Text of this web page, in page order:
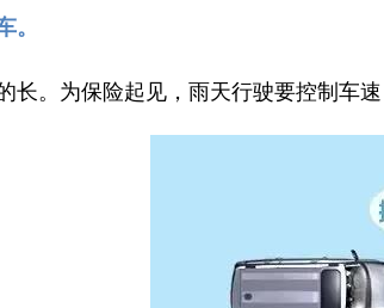
。
长。为保险起见，雨天行驶要控制车